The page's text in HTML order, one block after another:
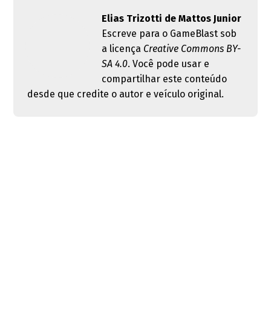
Elias Trizotti de Mattos Junior
Escreve para o GameBlast sob
a licença Creative Commons BY-
SA 4.0. Você pode usar e
compartilhar este conteúdo
desde que credite o autor e veículo original.